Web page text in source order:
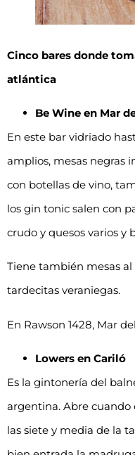
Cinco bares donde
atlántica
Be Wine en Mar
En este bar vidriado
amplios, mesas negras
con botellas de vino,
los gin tonic salen con
crudo y quesos varios y
Tiene también mesas
tardecitas veraniegas.
En Rawson 1428, Mar
Lowers en Cariló
Es la gintonería del
argentina. Abre cuando
las siete y media de la